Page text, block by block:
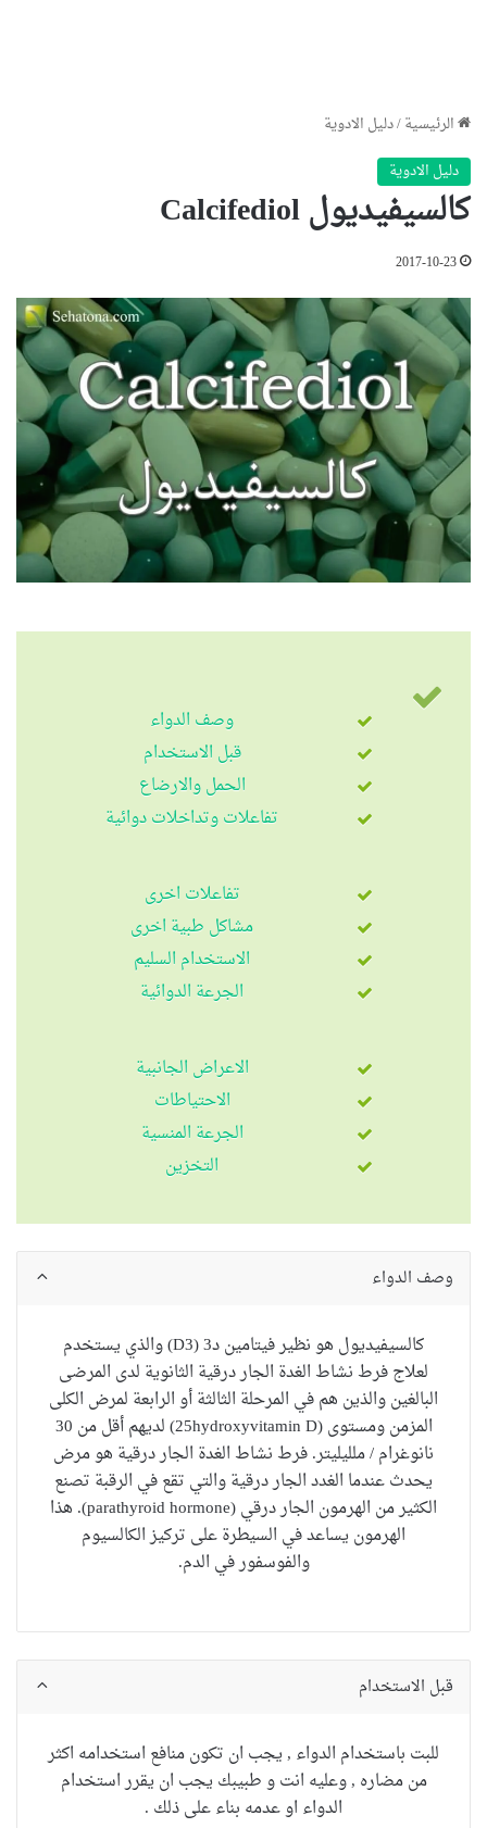
الرئيسية/دليل الادوية
دليل الادوية
كالسيفيديول Calcifediol
2017-10-23
وصف الدواء
قبل الاستخدام
الحمل والارضاع
تفاعلات وتداخلات دوائية
تفاعلات اخرى
مشاكل طبية اخرى
الاستخدام السليم
الجرعة الدوائية
الاعراض الجانبية
الاحتياطات
الجرعة المنسية
التخزين
وصف الدواء
كالسيفيديول هو نظير فيتامين د3 (D3) والذي يستخدم
لعلاج فرط نشاط الغدة الجار درقية الثانوية لدى المرضى
البالغين والذين هم في المرحلة الثالثة أو الرابعة لمرض الكلى
المزمن ومستوى (25hydroxyvitamin D) لديهم أقل من 30
نانوغرام / ملليليتر.فرط نشاط الغدة الجار درقية هو مرض
يحدث عندما الغدد الجار درقية والتي تقع في الرقبة تصنع
الكثير من الهرمون الجار درقي (parathyroid hormone).
هذا
الهرمون يساعد في السيطرة على تركيز الكالسيوم
والفوسفور في الدم.
قبل الاستخدام
للبت باستخدام الدواء , يجب ان تكون منافع استخدامه اكثر
من مضاره , وعليه انت و طبيبك يجب ان يقرر استخدام
الدواء او عدمه بناء على ذلك .